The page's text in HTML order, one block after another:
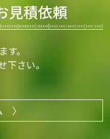
見積依頼
す。
下さい。
〉